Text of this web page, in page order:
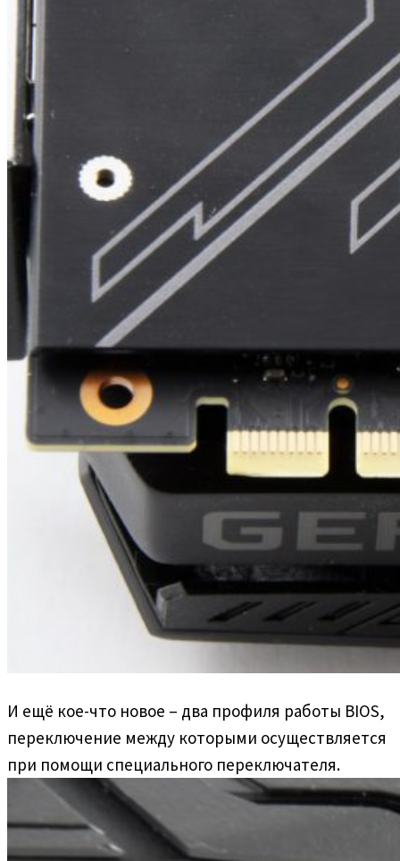
И ещё кое-что новое – два профиля работы BIOS,
переключение между которыми осуществляется
при помощи специального переключателя.